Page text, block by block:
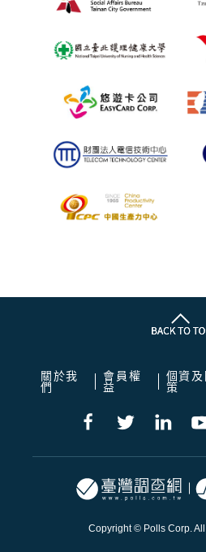
關於我
們
會員權
益
個資
策
Copyright © Polls Corp.